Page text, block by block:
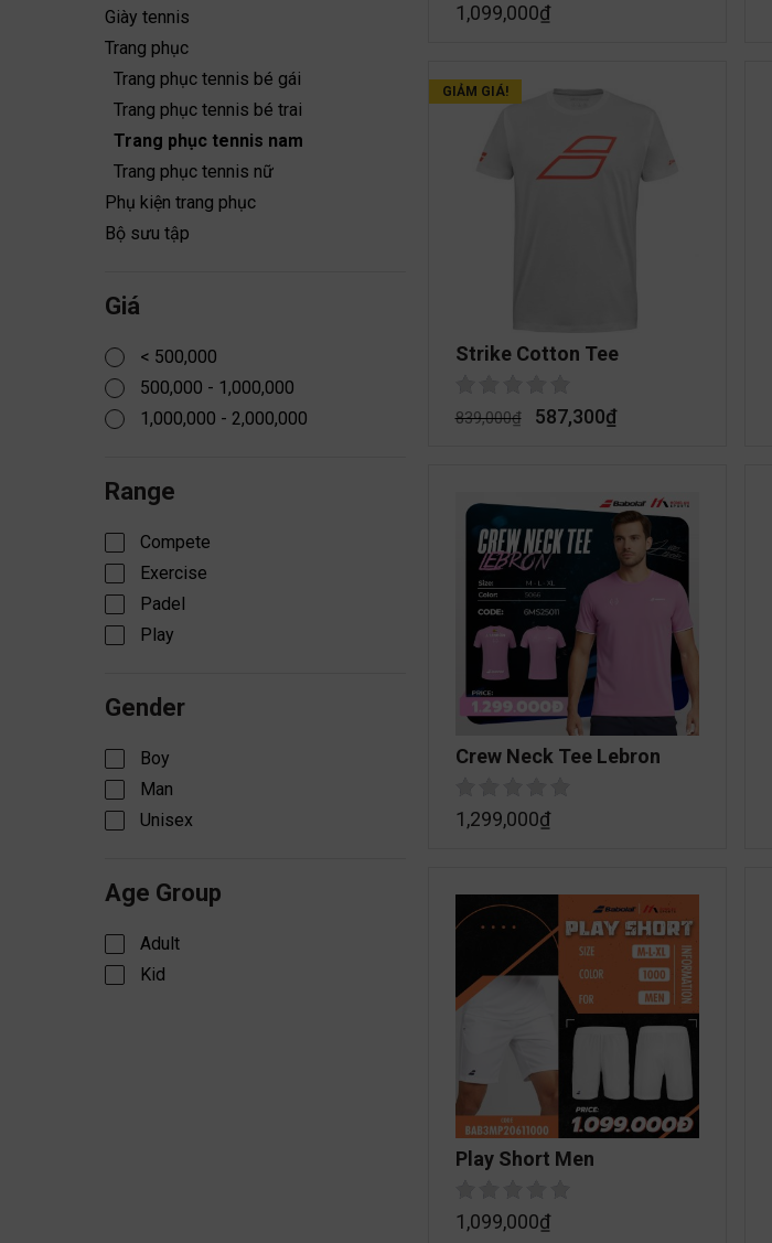
Giày tennis
Trang phục
Trang phục tennis bé gái
Trang phục tennis bé trai
Trang phục tennis nam
Trang phục tennis nữ
Phụ kiện trang phục
Bộ sưu tập
Giá
< 500,000
500,000 - 1,000,000
1,000,000 - 2,000,000
Range
Compete
Exercise
Padel
Play
Gender
Boy
Man
Unisex
Age Group
Adult
Kid
1,099,000₫
GIẢM GIÁ!
Strike Cotton Tee
839,000₫ 587,300₫
Crew Neck Tee Lebron
1,299,000₫
Play Short Men
1,099,000₫